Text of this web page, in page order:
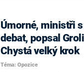
Úmorné, ministři
debat, popsal
Chystá velký krok
Téma: Opozice